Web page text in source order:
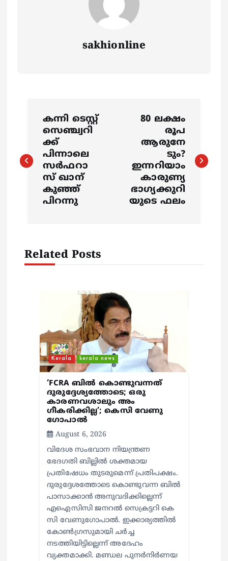
sakhionline
s
v
കന്നി ടെസ്റ്റ്
സെഞ്ച്വറി
ക്ക്
പിന്നാലെ
സര്‍ഫറാ
സ് ഖാന്
കുഞ്ഞ്
പിറന്നു
80 ലക്ഷം
രൂപ
ആരുനേ
ടും?
ഇന്നറിയാം
കാരുണ്യ
ഭാഗ്യക്കുറി
യുടെ ഫലം
Related Posts
Kerala kerala news
‘FCRA ബിൽ കൊണ്ടുവന്നത്
ദുരുദ്ദേശ്യത്തോടെ; ഒരു
കാരണവശാലും അം​
ഗീകരിക്കില്ല’; കെസി വേണു​
ഗോപാൽ
August 6, 2026
വിദേശ സംഭവാന നിയന്ത്രണ
ഭേദഗതി ബില്ലിൽ ശക്തമായ
പ്രതിഷേധം തുടരുമെന്ന് പ്രതിപക്ഷം.
ദുരുദ്ദേശത്തോടെ കൊണ്ടുവന്ന ബിൽ
പാസാക്കാൻ അനുവദിക്കില്ലെന്ന്
എഐസിസി ജനറൽ സെക്രട്ടറി കെ
സി വേണുഗോപാൽ. ഇക്കാര്യത്തിൽ
കോൺഗ്രസുമായി ചർച്ച
നടത്തിയിട്ടില്ലെന്ന് അദേഹം
വ്യക്തമാക്കി. മണ്ഡല പുനർനിർണയ